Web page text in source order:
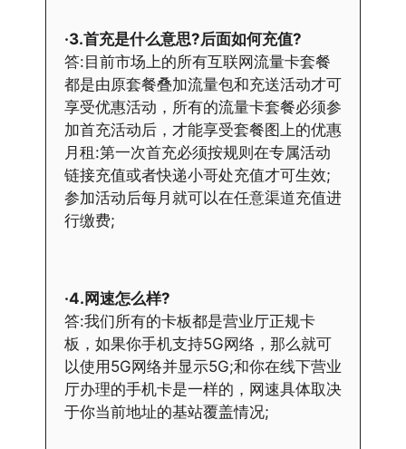
·3.首充是什么意思?后面如何充值?
答:目前市场上的所有互联网流量卡套餐
都是由原套餐叠加流量包和充送活动才可
享受优惠活动，所有的流量卡套餐必须参
加首充活动后，才能享受套餐图上的优惠
月租:第一次首充必须按规则在专属活动
链接充值或者快递小哥处充值才可生效;
参加活动后每月就可以在任意渠道充值进
行缴费;
·4.网速怎么样?
答:我们所有的卡板都是营业厅正规卡
板，如果你手机支持5G网络，那么就可
以使用5G网络并显示5G;和你在线下营业
厅办理的手机卡是一样的，网速具体取决
于你当前地址的基站覆盖情况;